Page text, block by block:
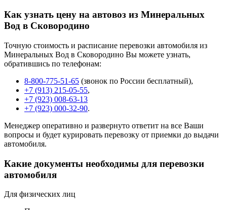
Как узнать цену на автовоз из Минеральных
Вод в Сковородино
Точную стоимость и расписание перевозки автомобиля из
Минеральных Вод в Сковородино Вы можете узнать,
обратившись по телефонам:
8-800-775-51-65 (звонок по России бесплатный),
+7 (913) 215-05-55,
+7 (923) 008-63-13
+7 (923) 000-32-90.
Менеджер оперативно и развернуто ответит на все Ваши
вопросы и будет курировать перевозку от приемки до выдачи
автомобиля.
Какие документы необходимы для перевозки
автомобиля
Для физических лиц